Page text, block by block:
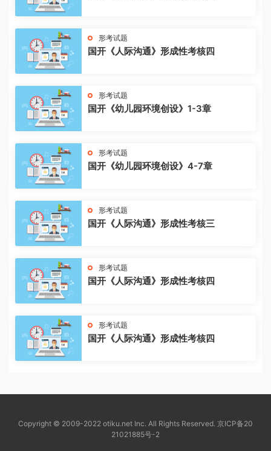
形考试题
国开《人际沟通》形成性考核四
形考试题
国开《幼儿园环境创设》1-3章
形考试题
国开《幼儿园环境创设》4-7章
形考试题
国开《人际沟通》形成性考核三
形考试题
国开《人际沟通》形成性考核四
形考试题
国开《人际沟通》形成性考核四
Copyright © 2009-2022 otiku.net Inc. All Rights Reserved. 京ICP备20
21021885号-2